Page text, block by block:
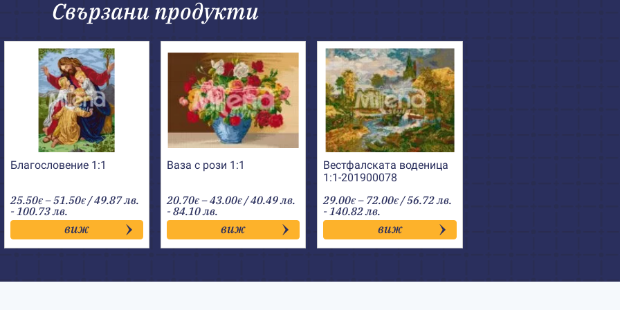
Свързани продукти
Благословение 1:1
25.50€ –51.50€Price
range:
25.50€
through
51.50€
/ 49.87 лв.
- 100.73 лв.
виж
Ваза с рози 1:1
20.70€ –43.00€Price
range:
20.70€
through
43.00€
/ 40.49 лв.
- 84.10 лв.
виж
Вестфалската воденица
1:1-201900078
29.00€ – 72.00€Price
range:
29.00€
through
72.00€
/ 56.72 лв.
- 140.82 лв.
виж